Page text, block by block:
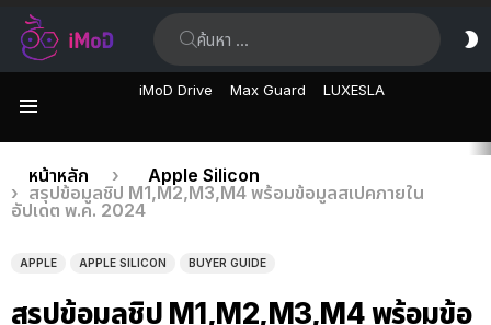
iMoD Drive Max Guard LUXESLA
เรื่อง
ล่าสุด
คุณอยู่ที่นี่:
หน้าหลัก
Apple Silicon
สรุปข้อมูลชิป M1,M2,M3,M4 พร้อมข้อมูลสเปคภายใน
อัปเดต พ.ค. 2024
APPLE APPLE SILICON BUYER GUIDE
สรุปข้อมูลชิป M1,M2,M3,M4 พร้อมข้อ